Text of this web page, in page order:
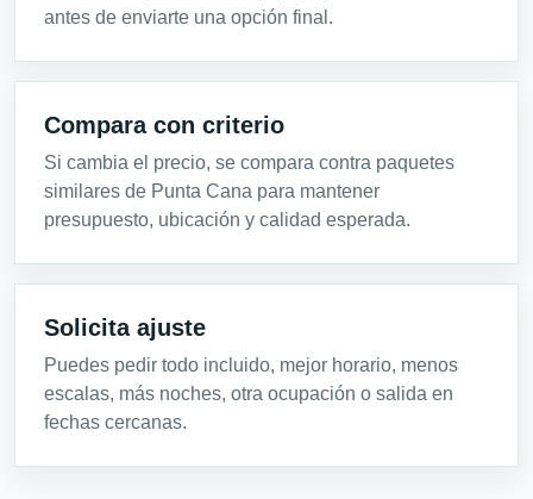
antes de enviarte una opción final.
Compara con criterio
Si cambia el precio, se compara contra paquetes
similares de Punta Cana para mantener
presupuesto, ubicación y calidad esperada.
Solicita ajuste
Puedes pedir todo incluido, mejor horario, menos
escalas, más noches, otra ocupación o salida en
fechas cercanas.